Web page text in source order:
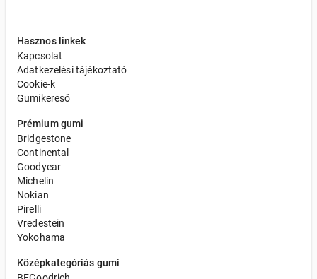
Hasznos linkek
Kapcsolat
Adatkezelési tájékoztató
Cookie-k
Gumikereső
Prémium gumi
Bridgestone
Continental
Goodyear
Michelin
Nokian
Pirelli
Vredestein
Yokohama
Középkategóriás gumi